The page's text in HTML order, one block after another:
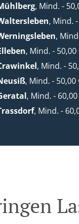
, Mind. -
, Mind.
,
, Mind. -
, Mind. -
, Mind. -
, Mind. -
, Mind. -